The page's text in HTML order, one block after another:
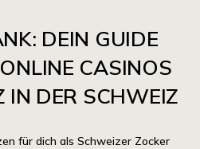
DEIN GUIDE
CASINOS
IN DER SCHWEIZ
für dich als Schweizer Zocker